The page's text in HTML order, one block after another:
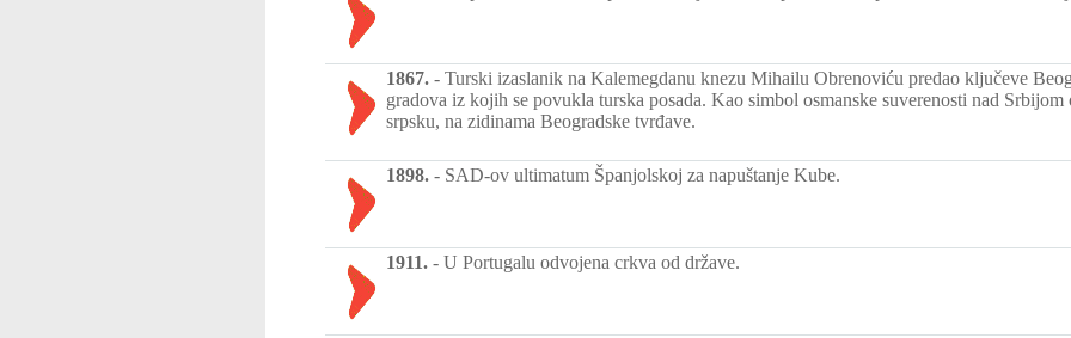
1867. - Turski izaslanik na Kalemegdanu knezu Mihailu Obrenoviću predao ključeve
gradova iz kojih se povukla turska posada. Kao simbol osmanske suverenosti nad Srbijom
srpsku, na zidinama Beogradske tvrđave.
1898. - SAD-ov ultimatum Španjolskoj za napuštanje Kube.
1911. - U Portugalu odvojena crkva od države.